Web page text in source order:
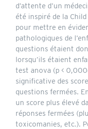
d’attente d’un
été inspiré de la
pour mettre en
pathologiques de
questions étaient
lorsqu’ils étaient
test anova (p <
significative des
questions fermées.
un score plus élevé
réponses fermées
toxicomanies, etc.).